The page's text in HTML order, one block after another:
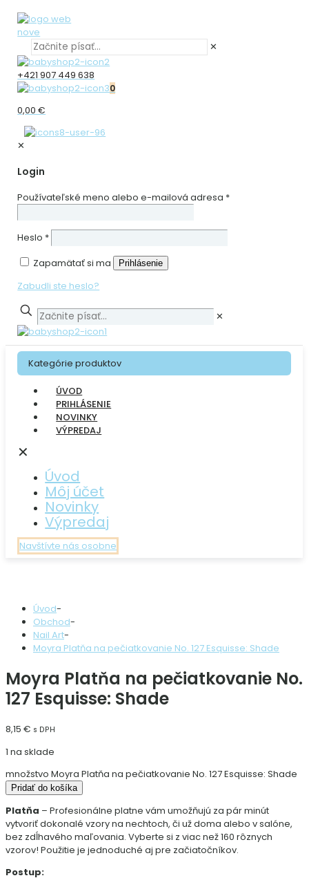
✕
+421 907 449 638
0
0,00 €
✕
Login
Používateľské meno alebo e-mailová adresa *
Heslo *
Zapamätať si ma
Prihlásenie
Zabudli ste heslo?
✕
Kategórie produktov
ÚVOD
PRIHLÁSENIE
NOVINKY
VÝPREDAJ
✕
Úvod
Môj účet
Novinky
Výpredaj
Navštívte nás osobne
Úvod-
Obchod-
Nail Art-
Moyra Platňa na pečiatkovanie No. 127 Esquisse: Shade
Moyra Platňa na pečiatkovanie No.
127 Esquisse: Shade
8,15 € s DPH
1 na sklade
množstvo Moyra Platňa na pečiatkovanie No. 127 Esquisse: Shade
Pridať do košíka
Platňa – Profesionálne platne vám umožňujú za pár minút
vytvoriť dokonalé vzory na nechtoch, či už doma alebo v salóne,
bez zdĺhavého maľovania. Vyberte si z viac než 160 rôznych
vzorov! Použitie je jednoduché aj pre začiatočníkov.
Postup: